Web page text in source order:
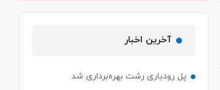
آخرین اخبار
پل رودباری رشت بهره‌برداری شد